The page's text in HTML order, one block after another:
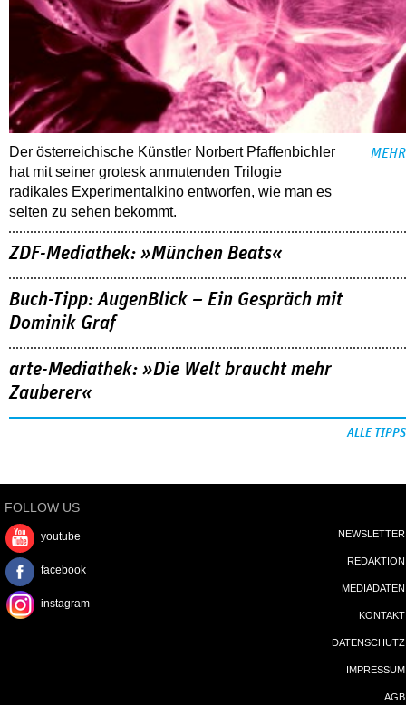
Der österreichische Künstler Norbert Pfaffenbichler
hat mit seiner grotesk anmutenden Trilogie
radikales Experimentalkino entworfen, wie man es
selten zu sehen bekommt.
MEHR
ZDF-Mediathek: »München Beats«
Buch-Tipp: AugenBlick – Ein Gespräch mit
Dominik Graf
arte-Mediathek: »Die Welt braucht mehr
Zauberer«
ALLE TIPPS
FOLLOW US
youtube
facebook
instagram
NEWSLETTER
REDAKTION
MEDIADATEN
KONTAKT
DATENSCHUTZ
IMPRESSUM
AGB